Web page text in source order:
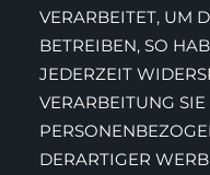
VERARBEITET, UM
BETREIBEN, SO
JEDERZEIT
VERARBEITUNG
DERARTIGER